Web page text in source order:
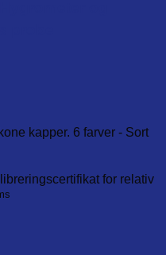
kapper. 6 farver - Sort
for relativ